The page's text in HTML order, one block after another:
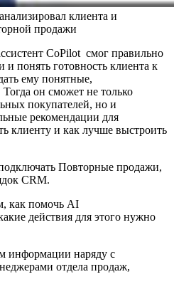
клиента и
продажи
CoPilot смог правильно
и понять готовность клиента к
ему понятные,
он сможет не только
покупателей, но и
рекомендации для
клиенту и как лучше выстроить
Повторные продажи,
CRM.
как помочь AI
действия для этого нужно
информации наряду с
отдела продаж,